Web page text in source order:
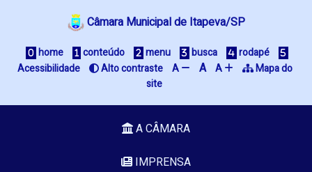
Câmara Municipal de Itapeva/SP
home conteúdo menu busca
rodapé
Acessibilidade
Alto contraste A A A
Mapa do
site
A CÂMARA
IMPRENSA